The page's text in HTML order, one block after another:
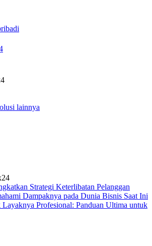
lainnya
Strategi Keterlibatan Pelanggan
Dampaknya pada Dunia Bisnis Saat Ini
Profesional: Panduan Ultima untuk